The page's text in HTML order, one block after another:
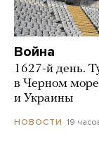
Война
1627-й день.
в Черном море
и Украины
НОВОСТИ 19